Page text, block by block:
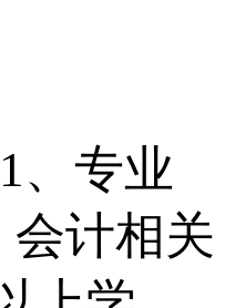
、专业
会计相关